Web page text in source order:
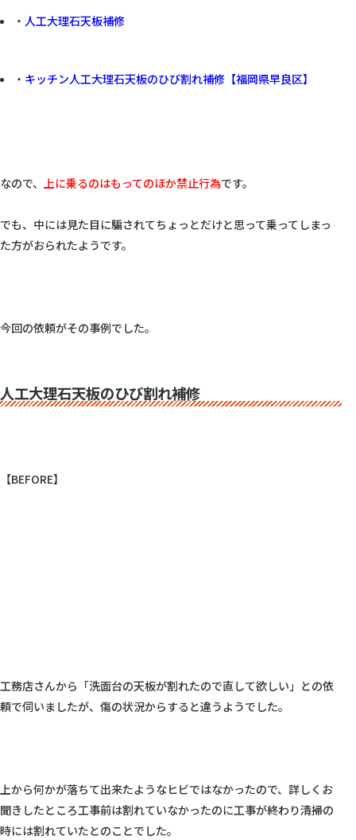
・ 人工大理石天板補修
・ キッチン人工大理石天板のひび割れ補修【福岡県早良区】
なので、 上に乗るのはもってのほか禁止行為です。
でも、中には見た目に騙されてちょっとだけと思って乗ってしまっ
た方がおられたようです。
今回の依頼がその事例でした。
人工大理石天板のひび割れ補修
【BEFORE】
工務店さんから「洗面台の天板が割れたので直して欲しい」との依
頼で伺いましたが、傷の状況からすると違うようでした。
上から何かが落ちて出来たようなヒビではなかったので、詳しくお
聞きしたところ工事前は割れていなかったのに工事が終わり清掃の
時には割れていたとのことでした。